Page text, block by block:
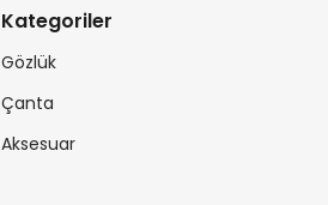
Kategoriler
Gözlük
Çanta
Aksesuar